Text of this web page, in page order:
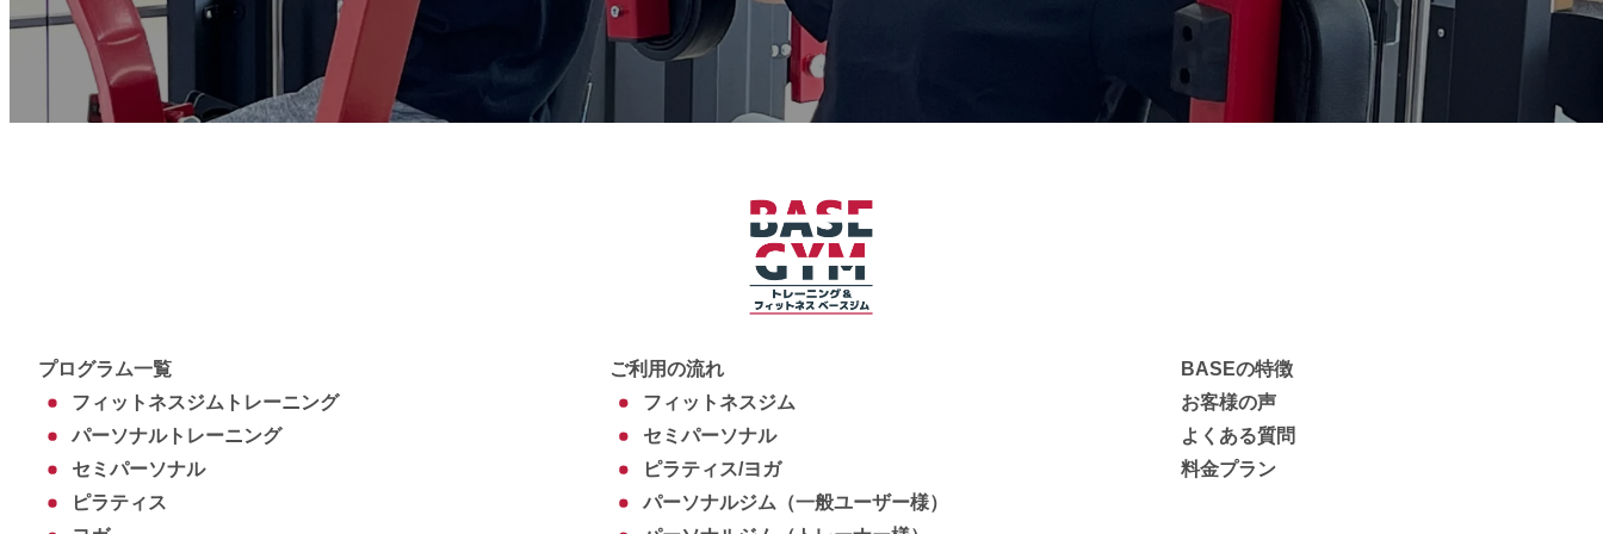
プログラム一覧
フィットネスジムトレーニング
パーソナルトレーニング
セミパーソナル
ピラティス
ご利用の流れ
フィットネスジム
セミパーソナル
ピラティス/ヨガ
パーソナルジム（一般ユーザー様）
BASEの特徴
お客様の声
よくある質問
料金プラン